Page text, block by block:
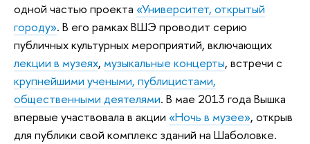
одной частью проекта «Университет, открытый
городу». В его рамках ВШЭ проводит серию
публичных культурных мероприятий, включающих
лекции в музеях, музыкальные концерты, встречи с
крупнейшими учеными, публицистами,
общественными деятелями. В мае 2013 года Вышка
впервые участвовала в акции «Ночь в музее», открыв
для публики свой комплекс зданий на Шаболовке.